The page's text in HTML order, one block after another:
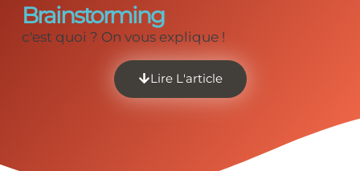
Brainstorming
c'est quoi ? On vous explique !
Lire L'article